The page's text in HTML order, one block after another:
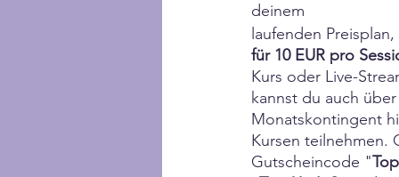
deinem
laufenden
für 10 EUR pro
Kurs oder Live-
kannst du auch
Monatskontingent
Kursen teilnehmen.
Gutscheincode "